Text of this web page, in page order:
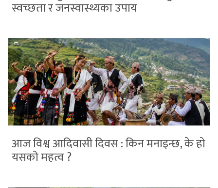
स्वच्छता र जनस्वास्थ्यका उपाय
आज विश्व आदिवासी दिवस : किन मनाइन्छ, के हो
यसको महत्व ?